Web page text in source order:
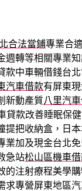
合法當鋪專業合
週轉等相關專業知
款中車輛借錢台
汽車借款有屏東
新動產質八里汽
貸款改善睡眠保
提把收納盒，日
業加及現金台北
急站松山區機車
的注射療程美學購
求專營屏東地區